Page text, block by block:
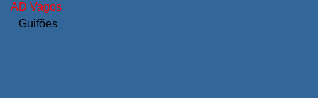
AD Vagos
Guifões